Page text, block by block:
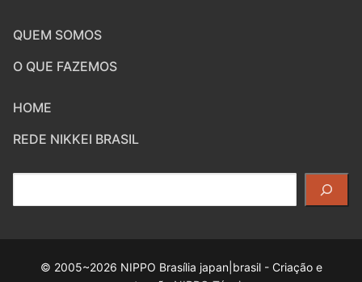
QUEM SOMOS
O QUE FAZEMOS
HOME
REDE NIKKEI BRASIL
© 2005~2026 NIPPO Brasília japan|brasil - Criação e